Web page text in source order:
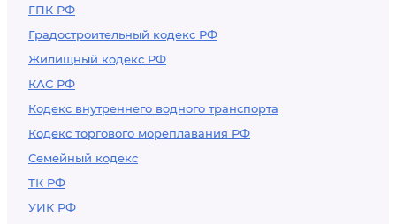
ГПК РФ
Градостроительный кодекс РФ
Жилищный кодекс РФ
КАС РФ
Кодекс внутреннего водного транспорта
Кодекс торгового мореплавания РФ
Семейный кодекс
ТК РФ
УИК РФ